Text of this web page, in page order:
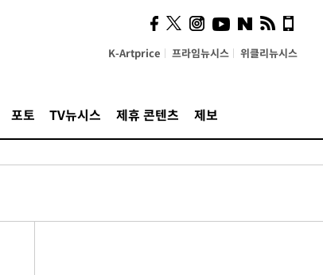
K-Artprice 프라임뉴시스 위클리뉴시스
포토 TV뉴시스 제휴 콘텐츠 제보
의견, 국토부·LH에 충실히
전달할 것"